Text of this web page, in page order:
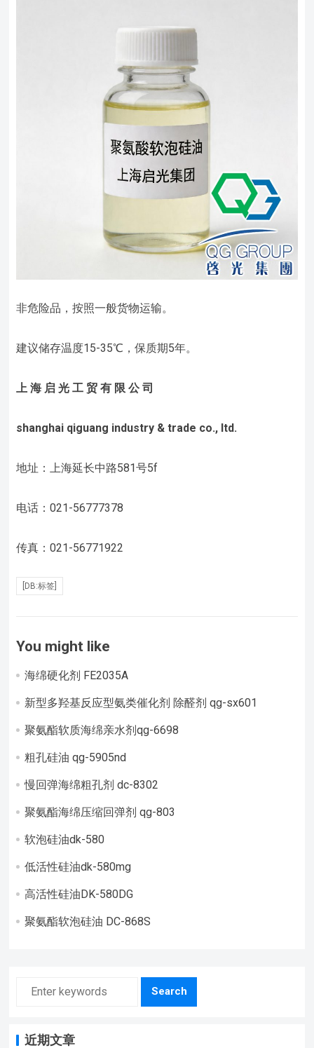
非危险品，按照一般货物运输。
建议储存温度15-35℃，保质期5年。
上 海 启 光 工 贸 有 限 公 司
shanghai qiguang industry & trade co., ltd.
地址：上海延长中路581号5f
电话：021-56777378
传真：021-56771922
[DB:标签]
You might like
海绵硬化剂 FE2035A
新型多羟基反应型氨类催化剂 除醛剂 qg-sx601
聚氨酯软质海绵亲水剂qg-6698
粗孔硅油 qg-5905nd
慢回弹海绵粗孔剂 dc-8302
聚氨酯海绵压缩回弹剂 qg-803
软泡硅油dk-580
低活性硅油dk-580mg
高活性硅油DK-580DG
聚氨酯软泡硅油 DC-868S
Search
近期文章